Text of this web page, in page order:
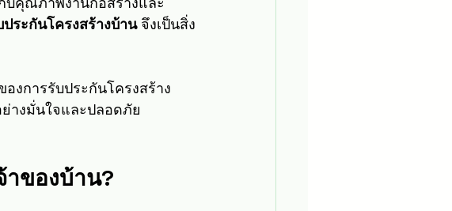
ประกันโครงสร้างบ้าน จึงเป็นสิ่ง
การรับประกันโครงสร้าง
างมั่นใจและปลอดภัย
าของบ้าน?